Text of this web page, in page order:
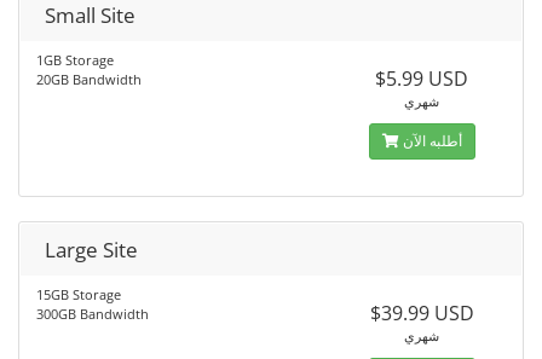
Small Site
1GB Storage
20GB Bandwidth
$5.99 USD
شهري
أطلبه الآن
Large Site
15GB Storage
300GB Bandwidth
$39.99 USD
شهري